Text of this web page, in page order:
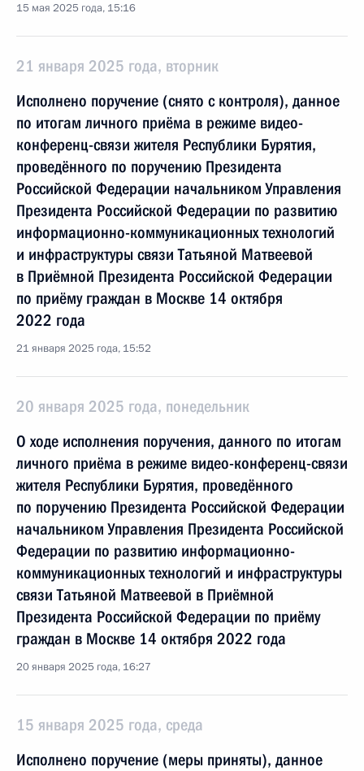
15 мая 2025 года, 15:16
21 января 2025 года, вторник
Исполнено поручение (снято с контроля), данное
по итогам личного приёма в режиме видео-
конференц-связи жителя Республики Бурятия,
проведённого по поручению Президента
Российской Федерации начальником Управления
Президента Российской Федерации по развитию
информационно-коммуникационных технологий
и инфраструктуры связи Татьяной Матвеевой
в Приёмной Президента Российской Федерации
по приёму граждан в Москве 14 октября
2022 года
21 января 2025 года, 15:52
20 января 2025 года, понедельник
О ходе исполнения поручения, данного по итогам
личного приёма в режиме видео-конференц-связи
жителя Республики Бурятия, проведённого
по поручению Президента Российской Федерации
начальником Управления Президента Российской
Федерации по развитию информационно-
коммуникационных технологий и инфраструктуры
связи Татьяной Матвеевой в Приёмной
Президента Российской Федерации по приёму
граждан в Москве 14 октября 2022 года
20 января 2025 года, 16:27
15 января 2025 года, среда
Исполнено поручение (меры приняты), данное